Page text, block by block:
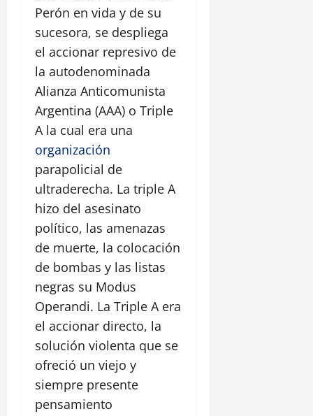
Perón en vida y de su
sucesora, se despliega
el accionar represivo de
la autodenominada
Alianza Anticomunista
Argentina (AAA) o Triple
A la cual era una
organización
parapolicial de
ultraderecha. La triple A
hizo del asesinato
político, las amenazas
de muerte, la colocación
de bombas y las listas
negras su Modus
Operandi. La Triple A era
el accionar directo, la
solución violenta que se
ofreció un viejo y
siempre presente
pensamiento